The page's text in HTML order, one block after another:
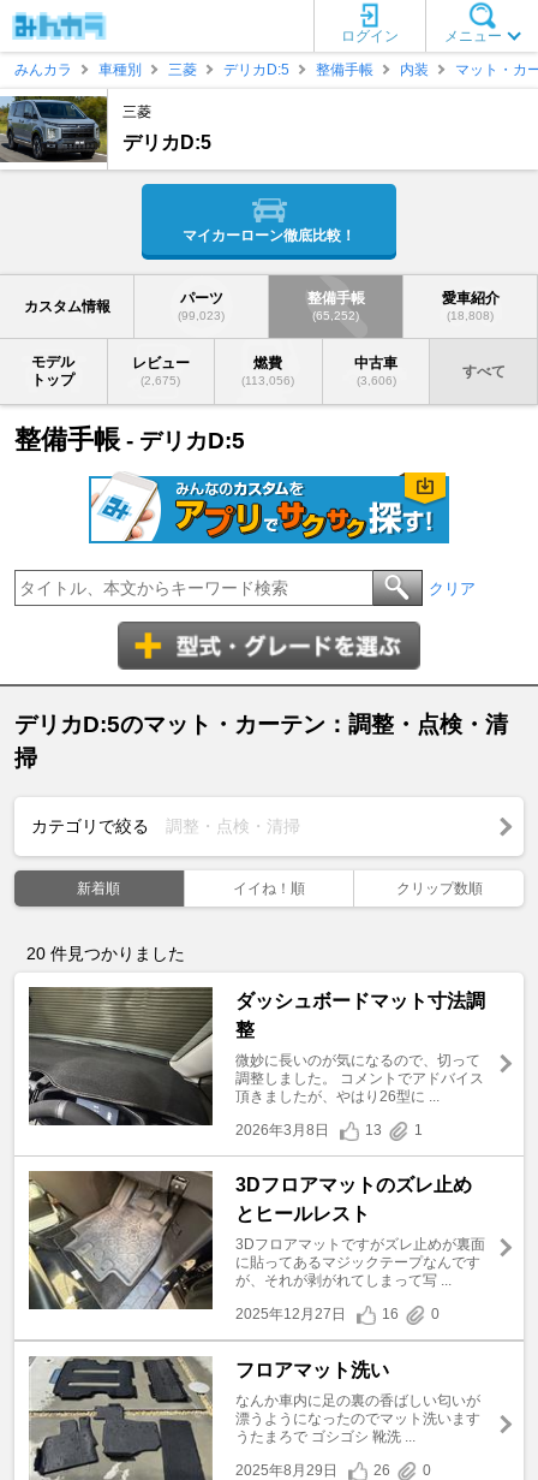
メニュー
ログイン
みんカラ
車種別 三菱 デリカD:5 整備手帳 内装 マット・カ
三菱
デリカD:5
マイカーローン徹底比較！
カスタム情報 パーツ
(99,023)
整備手帳
(65,252)
愛車紹介
(18,808)
モデル
トップ
レビュー
(2,675)
燃費
(113,056)
中古車
(3,606)
すべて
整備手帳 - デリカD:5
クリア
デリカD:5のマット・カーテン：調整・点検・清
掃
カテゴリで絞る 調整・点検・清掃
新着順 イイね！順 クリップ数順
20 件見つかりました
ダッシュボードマット寸法調
整
微妙に長いのが気になるので、切って
調整しました。 コメントでアドバイス
頂きましたが、やはり26型に ...
2026年3月8日
13 1
3Dフロアマットのズレ止め
とヒールレスト
3Dフロアマットですがズレ止めが裏面
に貼ってあるマジックテープなんです
が、それが剥がれてしまって写 ...
2025年12月27日
16 0
フロアマット洗い
なんか車内に足の裏の香ばしい匂いが
漂うようになったのでマット洗います
うたまろで ゴシゴシ 靴洗 ...
2025年8月29日
26 0